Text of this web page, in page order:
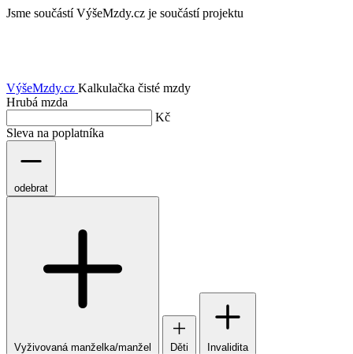
Jsme součástí VýšeMzdy.cz je součástí projektu
VýšeMzdy.cz Kalkulačka čisté mzdy
Hrubá mzda
Kč
Sleva na poplatníka
odebrat
Vyživovaná manželka/manžel Děti Invalidita